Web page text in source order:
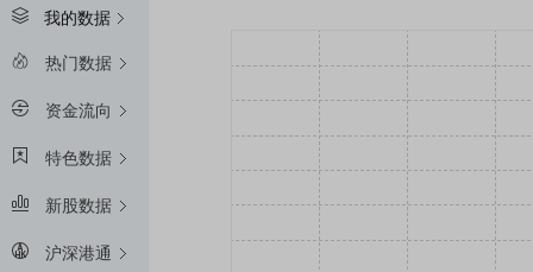
我的数据
热门数据
资金流向
特色数据
新股数据
沪深港通